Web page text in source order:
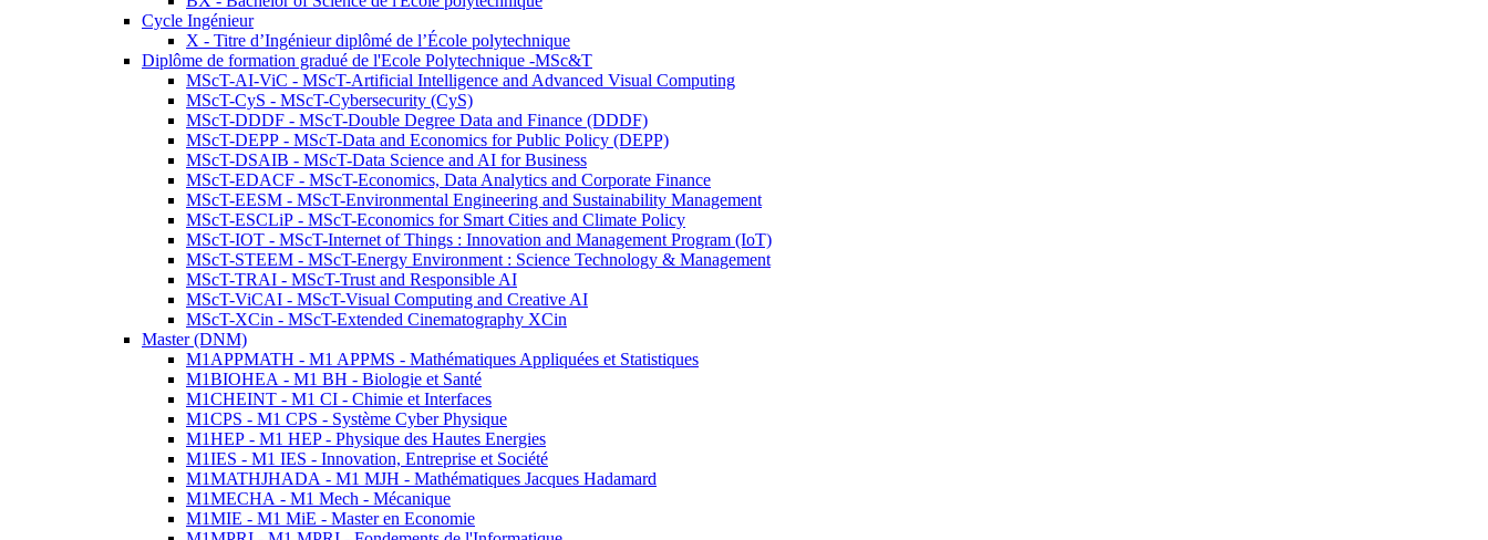
Cycle Ingénieur
X - Titre d’Ingénieur diplômé de l’École polytechnique
Diplôme de formation gradué de l'Ecole Polytechnique -MSc&T
MScT-AI-ViC - MScT-Artificial Intelligence and Advanced Visual Computing
MScT-CyS - MScT-Cybersecurity (CyS)
MScT-DDDF - MScT-Double Degree Data and Finance (DDDF)
MScT-DEPP - MScT-Data and Economics for Public Policy (DEPP)
MScT-DSAIB - MScT-Data Science and AI for Business
MScT-EDACF - MScT-Economics, Data Analytics and Corporate Finance
MScT-EESM - MScT-Environmental Engineering and Sustainability Management
MScT-ESCLiP - MScT-Economics for Smart Cities and Climate Policy
MScT-IOT - MScT-Internet of Things : Innovation and Management Program (IoT)
MScT-STEEM - MScT-Energy Environment : Science Technology & Management
MScT-TRAI - MScT-Trust and Responsible AI
MScT-ViCAI - MScT-Visual Computing and Creative AI
MScT-XCin - MScT-Extended Cinematography XCin
Master (DNM)
M1APPMATH - M1 APPMS - Mathématiques Appliquées et Statistiques
M1BIOHEA - M1 BH - Biologie et Santé
M1CHEINT - M1 CI - Chimie et Interfaces
M1CPS - M1 CPS - Système Cyber Physique
M1HEP - M1 HEP - Physique des Hautes Energies
M1IES - M1 IES - Innovation, Entreprise et Société
M1MATHJHADA - M1 MJH - Mathématiques Jacques Hadamard
M1MECHA - M1 Mech - Mécanique
M1MIE - M1 MiE - Master en Economie